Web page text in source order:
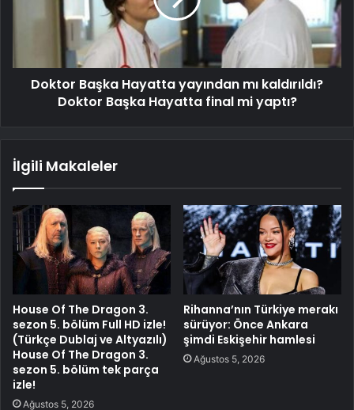
Doktor Başka Hayatta yayından mı kaldırıldı?
Doktor Başka Hayatta final mi yaptı?
İlgili Makaleler
House Of The Dragon 3.
sezon 5. bölüm Full HD izle!
(Türkçe Dublaj ve Altyazılı)
House Of The Dragon 3.
sezon 5. bölüm tek parça
izle!
Ağustos 5, 2026
Rihanna’nın Türkiye merakı
sürüyor: Önce Ankara
şimdi Eskişehir hamlesi
Ağustos 5, 2026